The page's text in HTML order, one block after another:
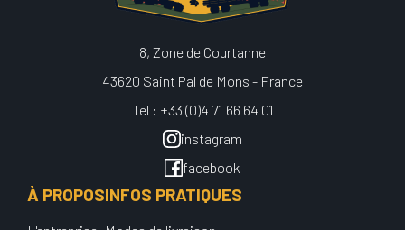
8, Zone de Courtanne
43620 Saint Pal de Mons - France
Tel : +33 (0)4 71 66 64 01
instagram
facebook
À PROPOSINFOS PRATIQUES